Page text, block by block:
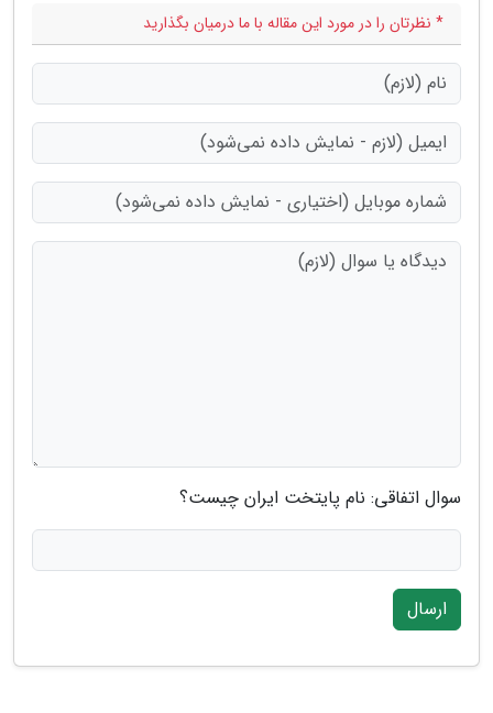
* نظرتان را در مورد این مقاله با ما درمیان بگذارید
سوال اتفاقی: نام پایتخت ایران چیست؟
ارسال